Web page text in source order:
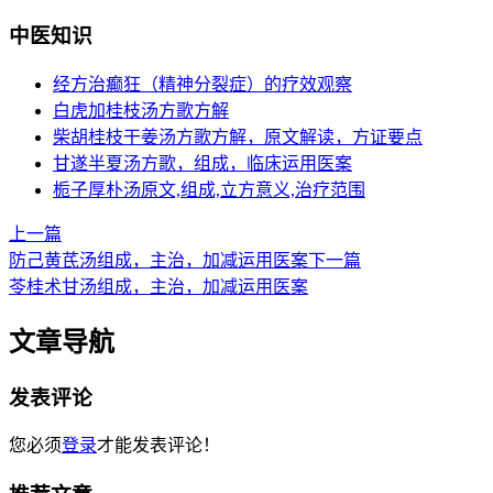
中医知识
经方治癫狂（精神分裂症）的疗效观察
白虎加桂枝汤方歌方解
柴胡桂枝干姜汤方歌方解，原文解读，方证要点
甘遂半夏汤方歌，组成，临床运用医案
栀子厚朴汤原文,组成,立方意义,治疗范围
上一篇
防己黄芪汤组成，主治，加减运用医案下一篇
苓桂术甘汤组成，主治，加减运用医案
文章导航
发表评论
您必须登录才能发表评论！